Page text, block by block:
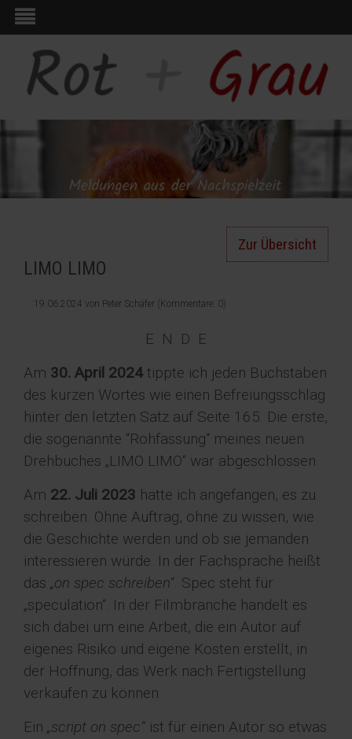
Zur Übersicht
LIMO LIMO
19.06.2024 von Peter Schäfer (Kommentare: 0)
E N D E
Am 30. April 2024 tippte ich jeden Buchstaben
des kurzen Wortes wie einen Befreiungsschlag
hinter den letzten Satz auf Seite 165. Die erste,
die sogenannte “Rohfassung“ meines neuen
Drehbuches „LIMO LIMO“ war abgeschlossen.
Am 22. Juli 2023 hatte ich angefangen, es zu
schreiben. Ohne Auftrag, ohne zu wissen, wie
die Geschichte werden und ob sie jemanden
interessieren würde. In der Fachsprache heißt
das „on spec schreiben“. Spec steht für
„speculation“. In der Filmbranche handelt es
sich dabei um eine Arbeit, die ein Autor auf
eigenes Risiko und eigene Kosten erstellt, in
der Hoffnung, das Werk nach Fertigstellung
verkaufen zu können.
Ein „script on spec“ ist für einen Autor so etwas